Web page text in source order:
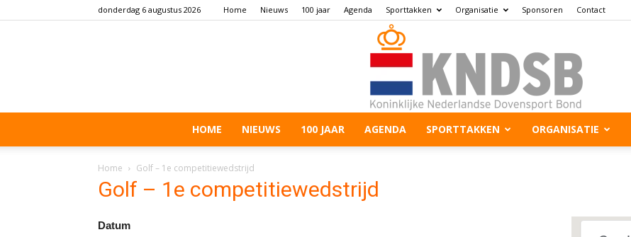
donderdag 6 augustus 2026 Home Nieuws 100 jaar Agenda Sporttakken Organisatie Sponsoren Contact
HOME NIEUWS 100 JAAR AGENDA SPORTTAKKEN ORGANISATIE
Home Golf – 1e competitiewedstrijd
Golf – 1e competitiewedstrijd
Datum